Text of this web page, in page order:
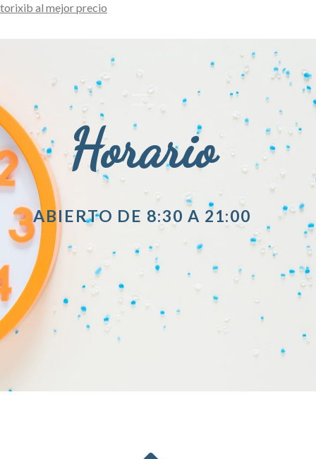
torixib al mejor precio
Horario
ABIERTO DE 8:30 A 21:00